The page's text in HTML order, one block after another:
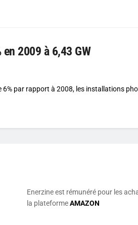
2009 à 6,43 GW
6% par rapport à 2008, les installations
Enerzine est rémunéré pour les
la plateformeAMAZON